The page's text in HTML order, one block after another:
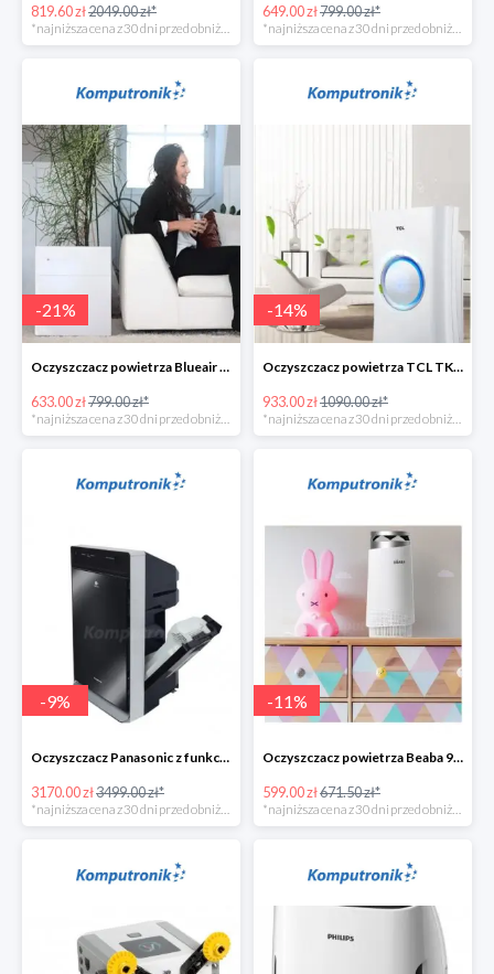
819.60 zł2049.00 zł* 649.00 zł799.00 zł*
-21%
Oczyszczacz powietrza Blueair 203 Classic -135zł
633.00 zł799.00 zł*
*najniższa cena z 30 dni przed obniżką
-14%
Oczyszczacz powietrza TCL TKJ400F -156zł
933.00 zł1090.00 zł*
*najniższa cena z 30 dni przed obniżką
-9%
Oczyszczacz Panasonic z funkcją nawilżania - 328zł
3170.00 zł3499.00 zł*
*najniższa cena z 30 dni przed obniżką
-11%
Oczyszczacz powietrza Beaba 920328
599.00 zł671.50 zł*
*najniższa cena z 30 dni przed obniżką